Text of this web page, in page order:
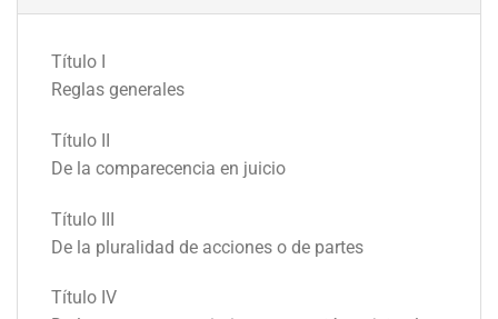
Título I
Reglas generales
Título II
De la comparecencia en juicio
Título III
De la pluralidad de acciones o de partes
Título IV